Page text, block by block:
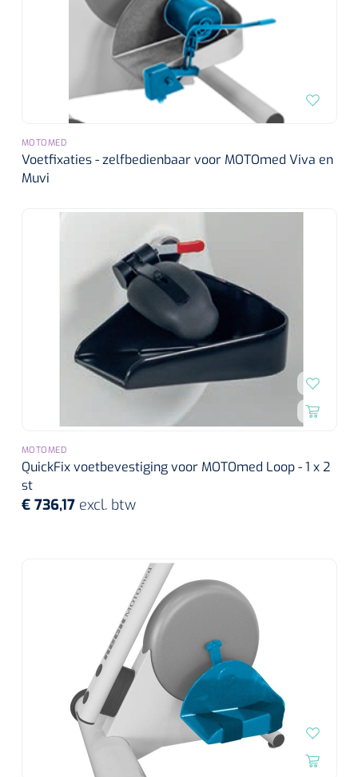
MOTOMED
Voetfixaties - zelfbedienbaar voor MOTOmed Viva en
Muvi
MOTOMED
QuickFix voetbevestiging voor MOTOmed Loop - 1 x 2
st
€ 736,17 excl. btw